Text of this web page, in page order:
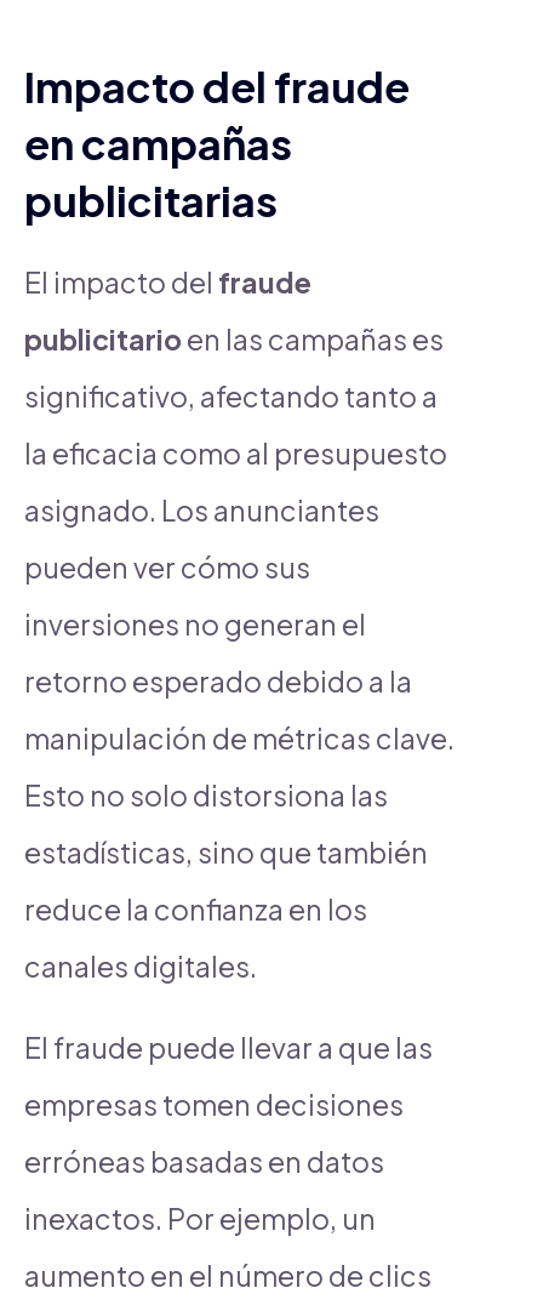
Impacto del fraude
en campañas
publicitarias
El impacto del fraude
publicitario en las campañas es
significativo, afectando tanto a
la eficacia como al presupuesto
asignado. Los anunciantes
pueden ver cómo sus
inversiones no generan el
retorno esperado debido a la
manipulación de métricas clave.
Esto no solo distorsiona las
estadísticas, sino que también
reduce la confianza en los
canales digitales.
El fraude puede llevar a que las
empresas tomen decisiones
erróneas basadas en datos
inexactos. Por ejemplo, un
aumento en el número de clics